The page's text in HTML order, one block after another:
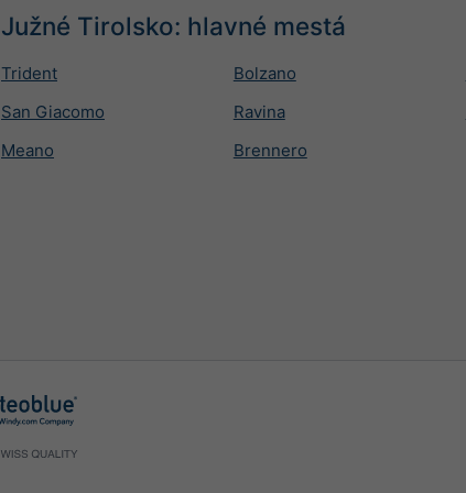
Južné Tirolsko: hlavné mestá
Trident Bolzano
San Giacomo
Ravina
Meano
Brennero